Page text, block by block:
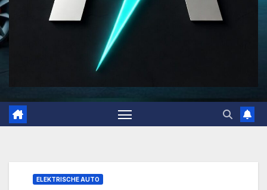
ELEKTRISCHE AUTO